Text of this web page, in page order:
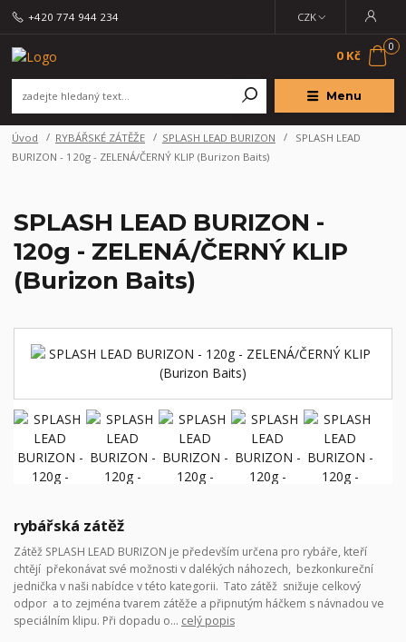
Menu
CZK
+420 774 944 234
0
0 Kč
Úvod RYBÁŘSKÉ ZÁTĚŽE SPLASH LEAD BURIZON
SPLASH LEAD
BURIZON - 120g - ZELENÁ/ČERNÝ KLIP (Burizon Baits)
SPLASH LEAD BURIZON -
120g - ZELENÁ/ČERNÝ KLIP
(Burizon Baits)
rybářská zátěž
Zátěž SPLASH LEAD BURIZON je především určena pro rybáře, kteří
chtějí překonávat své možnosti v dalékých náhozech, bezkonkureční
jednička v naši nabídce v této kategorii. Tato zátěž snižuje celkový
odpor a to zejména tvarem zátěže a připnutým háčkem s návnadou ve
speciálním klipu. Při dopadu o... celý popis